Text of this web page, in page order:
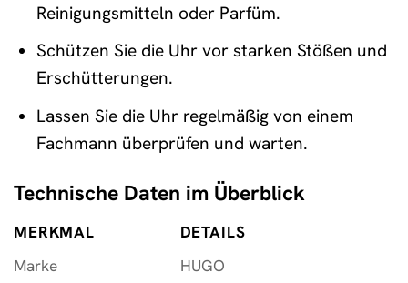
Reinigungsmitteln oder Parfüm.
Schützen Sie die Uhr vor starken Stößen und
Erschütterungen.
Lassen Sie die Uhr regelmäßig von einem
Fachmann überprüfen und warten.
Technische Daten im Überblick
MERKMAL
DETAILS
Marke
HUGO